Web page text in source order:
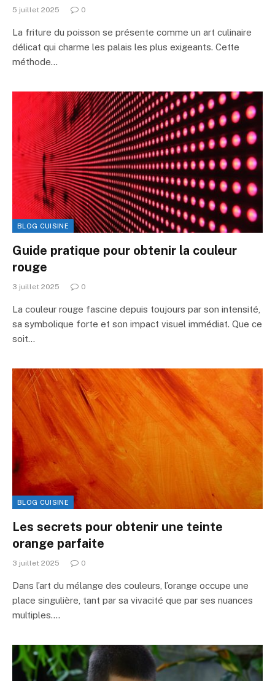
5 juillet 2025 0
La friture du poisson se présente comme un art culinaire
délicat qui charme les palais les plus exigeants. Cette
méthode…
BLOG CUISINE
Guide pratique pour obtenir la couleur
rouge
3 juillet 2025 0
La couleur rouge fascine depuis toujours par son intensité,
sa symbolique forte et son impact visuel immédiat. Que ce
soit…
BLOG CUISINE
Les secrets pour obtenir une teinte
orange parfaite
3 juillet 2025 0
Dans l’art du mélange des couleurs, l’orange occupe une
place singulière, tant par sa vivacité que par ses nuances
multiples.…